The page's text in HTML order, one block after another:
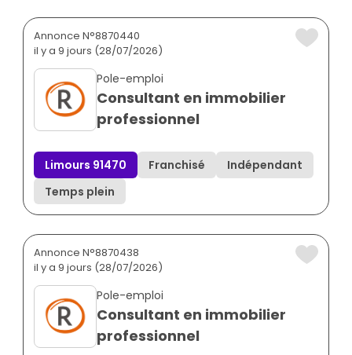
Annonce N°8870440
il y a 9 jours (28/07/2026)
Pole-emploi
Consultant en immobilier
professionnel
Limours 91470 Franchisé
Indépendant
Temps plein
Annonce N°8870438
il y a 9 jours (28/07/2026)
Pole-emploi
Consultant en immobilier
professionnel